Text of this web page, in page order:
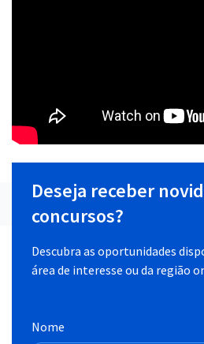
Deseja receber
concursos?
Descubra as oportunidades
área de interesse ou da região
Nome